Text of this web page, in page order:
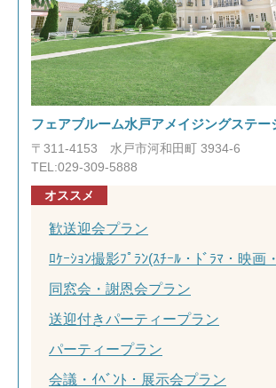
フェアブルーム水戸アメイジングステー
〒311-4153 水戸市河和田町 3934-6
TEL:029-309-5888
オススメ
歓送迎会プラン
ﾛｹｰｼｮﾝ撮影ﾌﾟﾗﾝ(ｽﾁｰﾙ・ﾄﾞﾗﾏ・映画
同窓会・謝恩会プラン
送迎付きパーティープラン
パーティープラン
会議・ｲﾍﾞﾝﾄ・展示会プラン